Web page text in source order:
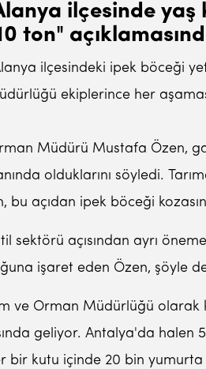
ilçesinde yaş
ton"
ilçesindeki ipek böceği
ekiplerince her
Müdürü Mustafa Özen,
olduklarını söyledi.
bu açıdan ipek böceği
sektörü açısından ayrı
işaret eden Özen, şöyle
ve Orman Müdürlüğü
geliyor. Antalya'da halen
bir kutu içinde 20 bin yumurta